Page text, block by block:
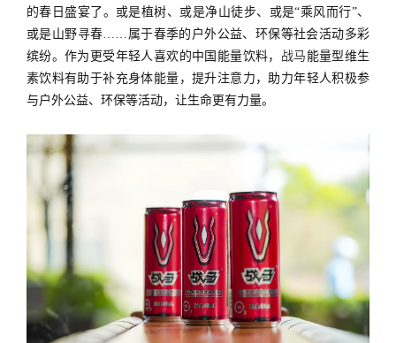
的春日盛宴了。或是植树、或是净山徒步、或是“乘风而行”、
或是山野寻春……属于春季的户外公益、环保等社会活动多彩
缤纷。作为更受年轻人喜欢的中国能量饮料， 战马 能量型维生
素饮料有助于补充身体能量，提升注意力，助力年轻人积极参
与户外公益、环保等活动，让生命更有力量。